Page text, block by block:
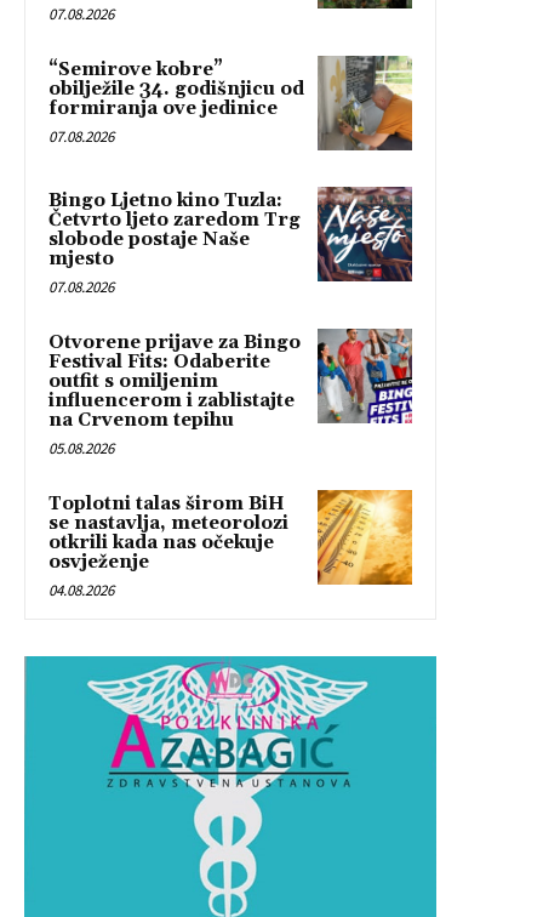
07.08.2026
“Semirove kobre”
obilježile 34. godišnjicu od
formiranja ove jedinice
07.08.2026
Bingo Ljetno kino Tuzla:
Četvrto ljeto zaredom Trg
slobode postaje Naše
mjesto
07.08.2026
Otvorene prijave za Bingo
Festival Fits: Odaberite
outfit s omiljenim
influencerom i zablistajte
na Crvenom tepihu
05.08.2026
Toplotni talas širom BiH
se nastavlja, meteorolozi
otkrili kada nas očekuje
osvježenje
04.08.2026